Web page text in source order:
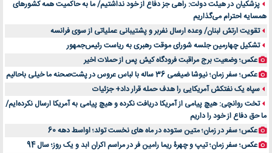
اهمیت انتخاب بهترین وکیل در سعادت آباد برای پرونده‌های حساس و کلان
لیفتراک صفر؛ راهنمای جامع خرید، قیمت و فروش در ایران
راهنمای جامع بهترین کفش ورزشی برای دویدن و استفاده روزمره | بررسی ۱۲ مدل برتر
پزشکیان در هیئت دولت: راهی جز دفاع از خود نداشتیم/ ما به حاکمیت همه کشورهای
همسایه احترام می‌گذاریم
تقویت ارتش لبنان/ وعده ارسال نفربر و پشتیبانی عملیاتی از سوی فرانسه
تشکیل چهارمین جلسه شورای موقت رهبری به ریاست رئیس‌جمهور
عکس؛ وضعیت برج مراقبت فرودگاه کیش پس از حملات اخیر
عکس؛ سفر زمان؛ نیوشا ضیغمی 36 ساله با لباس عروس در پشت‌صحنه ما خیلی باحالیم
سپاه یک نفتکش آمریکایی را هدف حمله قرار داد+ جزئیات
تخت روانچی: هیچ پیامی از آمریکا دریافت نکرده و هیچ پیامی به آمریکا ارسال نکرده‌ایم/
ما حق دفاع از خود را داریم
عکس؛ سفر در زمان؛ متین ستوده در ماه های نخست تولد؛ اواسط دهه 60
عکس؛ سفر زمان؛ تیپ و چهرۀ ریما رامین فر در مراسم اکران ابد و یک روز؛ سال 94